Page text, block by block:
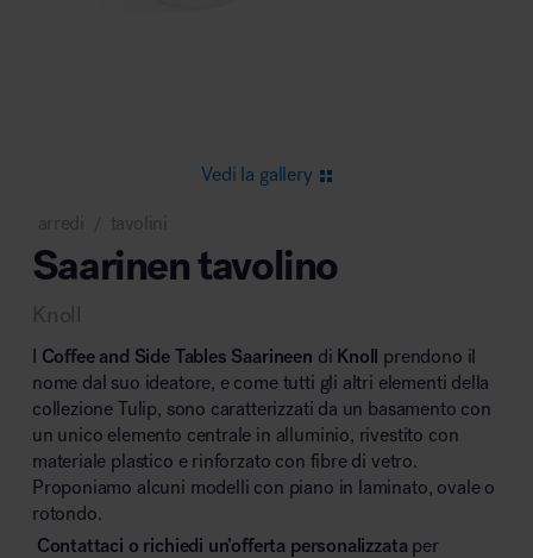
Area lounge e attesa
Area outdoor
Vedi la gallery
arredi tavolini
Saarinen tavolino
Knoll
I Coffee and Side Tables Saarineen di Knoll prendono il
nome dal suo ideatore, e come tutti gli altri elementi della
collezione Tulip, sono caratterizzati da un basamento con
un unico elemento centrale in alluminio, rivestito con
materiale plastico e rinforzato con fibre di vetro.
Proponiamo alcuni modelli con piano in laminato, ovale o
rotondo.
Contattaci o richiedi un’offerta personalizzata per